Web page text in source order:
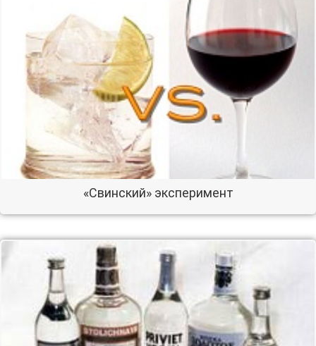
«Свинский» эксперимент